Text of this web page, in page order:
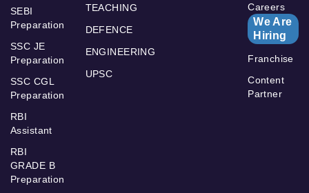
SEBI
Preparation
SSC JE
Preparation
SSC CGL
Preparation
RBI
Assistant
RBI
GRADE B
Preparation
TEACHING
DEFENCE
ENGINEERING
UPSC
Careers
We Are
Hiring
Franchise
Content
Partner